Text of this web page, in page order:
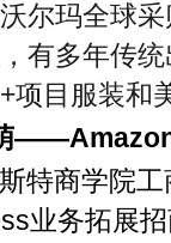
尔玛全球
有多年传
项目服装和
特商学院
业务拓展